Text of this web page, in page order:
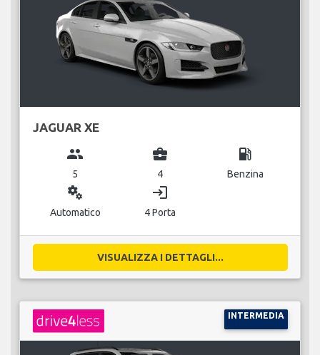
JAGUAR XE
group
5
business_center
4
local_gas_station
Benzina
miscellaneous_services
Automatico
login
4 Porta
VISUALIZZA I DETTAGLI...
INTERMEDIA